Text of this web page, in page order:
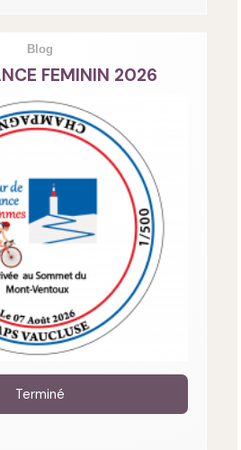
Blog
FEMININ 2026
Terminé